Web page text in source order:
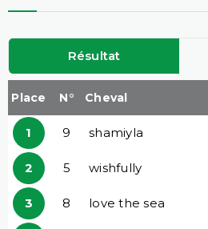
Résultat
Place N° Cheval
1 9 shamiyla
2 5 wishfully
3 8 love the sea